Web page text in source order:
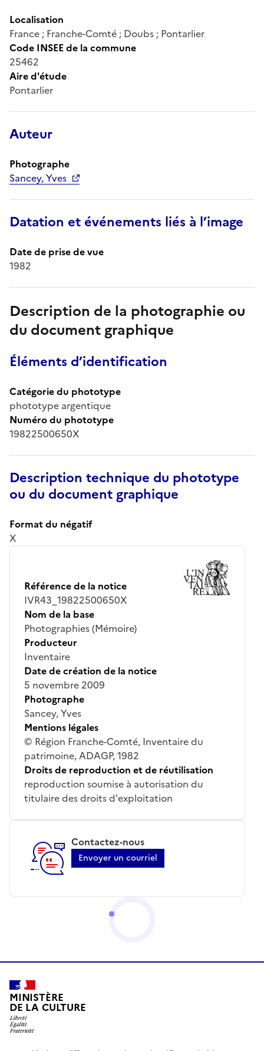
Localisation
France ; Franche-Comté ; Doubs ; Pontarlier
Code INSEE de la commune
25462
Aire d'étude
Pontarlier
Auteur
Photographe
Sancey, Yves
Datation et événements liés à l’image
Date de prise de vue
1982
Description de la photographie ou
du document graphique
Éléments d’identification
Catégorie du phototype
phototype argentique
Numéro du phototype
19822500650X
Description technique du phototype
ou du document graphique
Format du négatif
X
Référence de la notice
IVR43_19822500650X
Nom de la base
Photographies (Mémoire)
Producteur
Inventaire
Date de création de la notice
5 novembre 2009
Photographe
Sancey, Yves
Mentions légales
© Région Franche-Comté, Inventaire du
patrimoine, ADAGP, 1982
Droits de reproduction et de réutilisation
reproduction soumise à autorisation du
titulaire des droits d'exploitation
Contactez-nous
Envoyer un courriel
MINISTÈRE
DE LA CULTURE